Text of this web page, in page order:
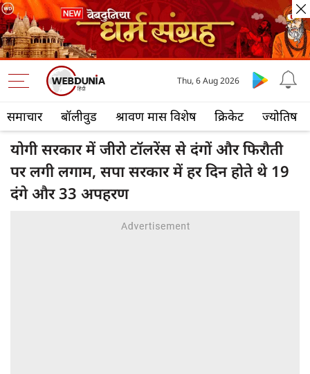
समाचार बॉलीवुड श्रावण मास विशेष क्रिकेट ज्योतिष
Thu, 6 Aug 2026
योगी सरकार में जीरो टॉलरेंस से दंगों और फिरौती
पर लगी लगाम, सपा सरकार में हर दिन होते थे 19
दंगे और 33 अपहरण